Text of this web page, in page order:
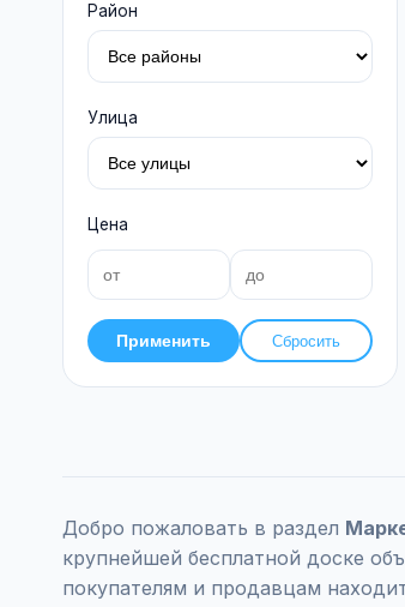
Район
Улица
Цена
Применить Сбросить
Добро пожаловать в раздел
крупнейшей бесплатной доске
покупателям и продавцам